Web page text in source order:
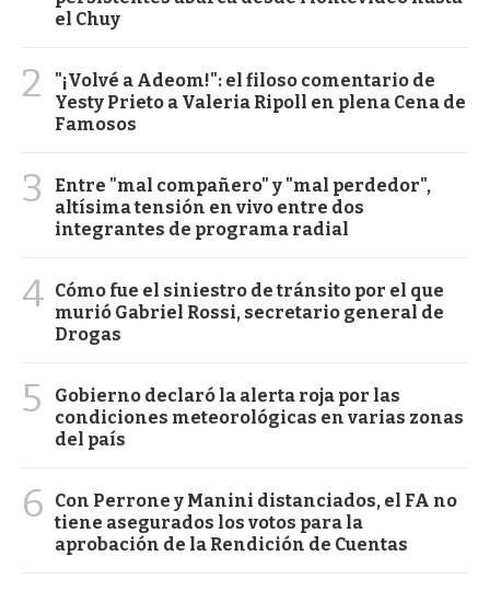
el Chuy
2
"¡Volvé a Adeom!": el filoso comentario de
Yesty Prieto a Valeria Ripoll en plena Cena de
Famosos
3
Entre "mal compañero" y "mal perdedor",
altísima tensión en vivo entre dos
integrantes de programa radial
4 Cómo fue el siniestro de tránsito por el que
murió Gabriel Rossi, secretario general de
Drogas
5
Gobierno declaró la alerta roja por las
condiciones meteorológicas en varias zonas
del país
6
Con Perrone y Manini distanciados, el FA no
tiene asegurados los votos para la
aprobación de la Rendición de Cuentas